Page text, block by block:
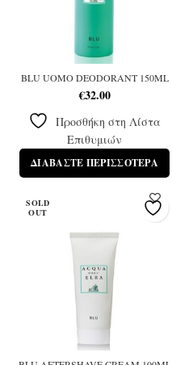
BLU UOMO DEODORANT 150ML
€32.00
Προσθήκη στη Λίστα
Επιθυμιών
ΔΙΑΒΆΣΤΕ ΠΕΡΙΣΣΌΤΕΡΑ
SOLD
OUT